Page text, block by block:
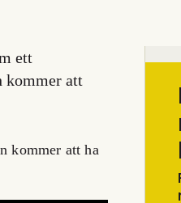
ett
kommer att
kommer att ha